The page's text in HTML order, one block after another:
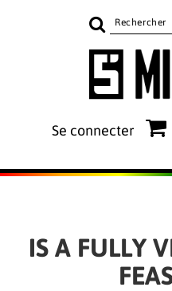
le
Se connecter
IS A FULLY